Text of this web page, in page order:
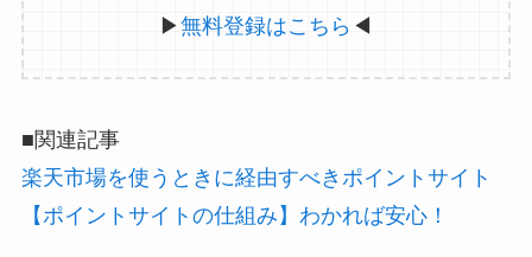
▶無料登録はこちら ◀
■関連記事
楽天市場を使うときに経由すべきポイントサイト
【ポイントサイトの仕組み】わかれば安心！